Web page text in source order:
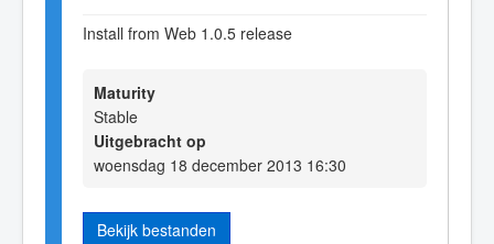
Install from Web 1.0.5 release
Maturity
Stable
Uitgebracht op
woensdag 18 december 2013 16:30
Bekijk bestanden